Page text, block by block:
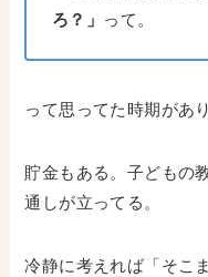
ろ？」 って。
って思ってた時期があ
貯金もある。子どもの
通しが立ってる。
冷静に考えれば「そこ